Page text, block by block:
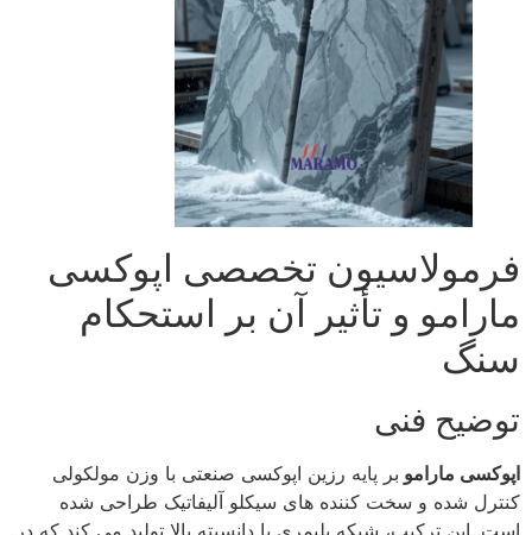
فرمولاسیون تخصصی اپوکسی
مارامو و تأثیر آن بر استحکام
سنگ
توضیح فنی
اپوکسی مارامو بر پایه رزین اپوکسی صنعتی با وزن مولکولی
کنترل‌ شده و سخت‌ کننده‌ های سیکلو آلیفاتیک طراحی شده
است. این ترکیب، شبکه پلیمری با دانسیته بالا تولید می‌ کند که در